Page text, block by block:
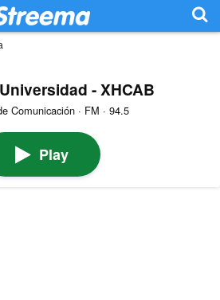
- XHCAB
Comunicación · FM · 94.5
Play